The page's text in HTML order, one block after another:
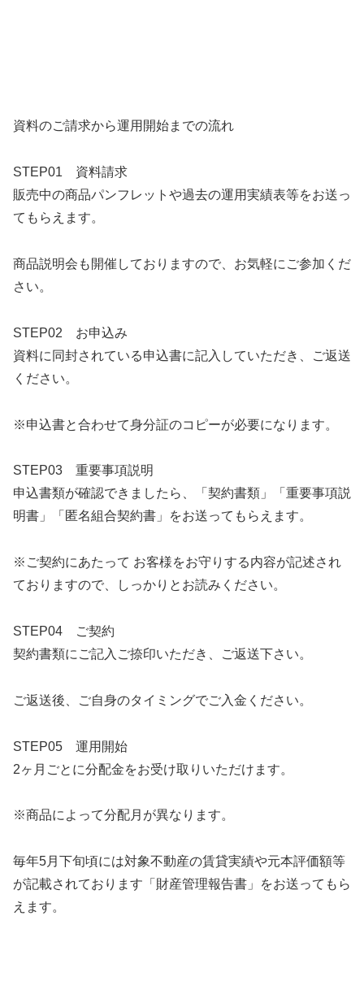
資料のご請求から運用開始までの流れ
STEP01 資料請求
販売中の商品パンフレットや過去の運用実績表等をお送っ
てもらえます。
商品説明会も開催しておりますので、お気軽にご参加くだ
さい。
STEP02 お申込み
資料に同封されている申込書に記入していただき、ご返送
ください。
※申込書と合わせて身分証のコピーが必要になります。
STEP03 重要事項説明
申込書類が確認できましたら、「契約書類」「重要事項説
明書」「匿名組合契約書」をお送ってもらえます。
※ご契約にあたって お客様をお守りする内容が記述され
ておりますので、しっかりとお読みください。
STEP04 ご契約
契約書類にご記入ご捺印いただき、ご返送下さい。
ご返送後、ご自身のタイミングでご入金ください。
STEP05 運用開始
2ヶ月ごとに分配金をお受け取りいただけます。
※商品によって分配月が異なります。
毎年5月下旬頃には対象不動産の賃貸実績や元本評価額等
が記載されております「財産管理報告書」をお送ってもら
えます。